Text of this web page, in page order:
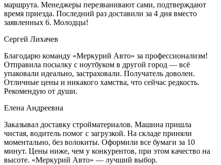
маршрута. Менеджеры перезванивают сами, подтверждают
время приезда. Последний раз доставили за 4 дня вместо
заявленных 6. Молодцы!
Сергей Лихачев
Благодарю команду «Меркурий Авто» за профессионализм!
Отправила посылку с ноутбуком в другой город — всё
упаковали идеально, застраховали. Получатель доволен.
Отличные цены и никакого хамства, что сейчас редкость.
Рекомендую от души.
Елена Андреевна
Заказывал доставку стройматериалов. Машина пришла
чистая, водитель помог с загрузкой. На складе приняли
моментально, без волокиты. Оформили все бумаги за 10
минут. Цены ниже, чем у конкурентов, при этом качество на
высоте. «Меркурий Авто» — лучший выбор.